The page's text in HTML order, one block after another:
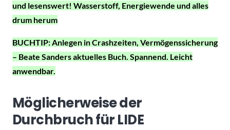
und lesenswert! Wasserstoff, Energiewende und alles
drum herum
BUCHTIP: Anlegen in Crashzeiten, Vermögenssicherung
– Beate Sanders aktuelles Buch. Spannend. Leicht
anwendbar.
Möglicherweise der
Durchbruch für LIDE